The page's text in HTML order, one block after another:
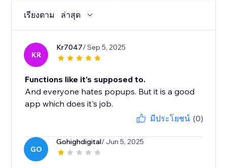
เรียงตาม ล่าสุด
KR
Kr7047/ Sep 5, 2025
Functions like it's supposed to.
And everyone hates popups. But it is a good
app which does it's job.
มีประโยชน์ (0)
GO
Gohighdigital/ Jun 5, 2025